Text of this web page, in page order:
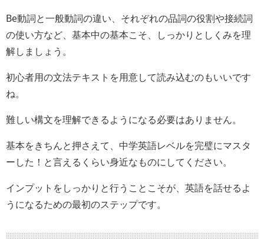
Be動詞と一般動詞の違い、それぞれの品詞の役割や接続詞
の使い方など、基本中の基本こそ、しっかりとしくみを理
解しましょう。
初心者用の文法テキストを用意して読み込むのもいいです
ね。
難しい構文を理解できるようになる必要はありません。
基本をきちんと押さえて、中学英語レベルを完璧にマスタ
ーした！と言えるくらい身近なものにしてください。
インプットをしっかりと行うことこそが、英語を話せるよ
うになるための最初のステップです。